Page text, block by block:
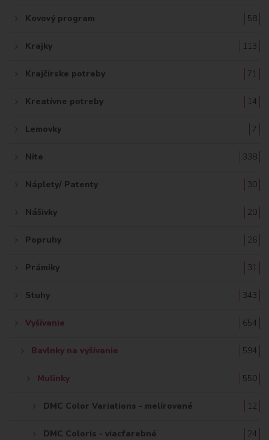
Kovový program 58
Krajky 113
Krajčírske potreby 71
Kreatívne potreby 14
Lemovky 7
Nite 338
Náplety/ Patenty 30
Nášivky 20
Popruhy 26
Prámiky 31
Stuhy 343
Vyšívanie 654
Bavlnky na vyšívanie 594
Mulinky 550
DMC Color Variations - melírované 12
DMC Coloris - viacfarebné 24